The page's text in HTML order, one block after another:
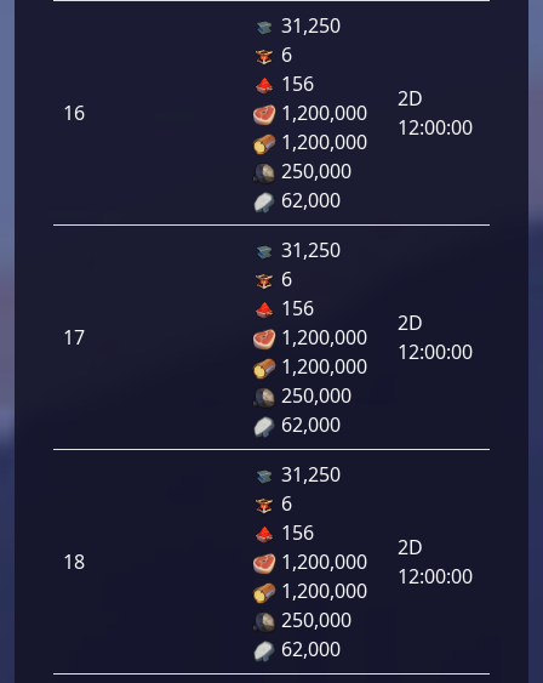
16
31,250
6
156
1,200,000
1,200,000
250,000
62,000
2D
12:00:00
17
31,250
6
156
1,200,000
1,200,000
250,000
62,000
2D
12:00:00
18
31,250
6
156
1,200,000
1,200,000
250,000
62,000
2D
12:00:00